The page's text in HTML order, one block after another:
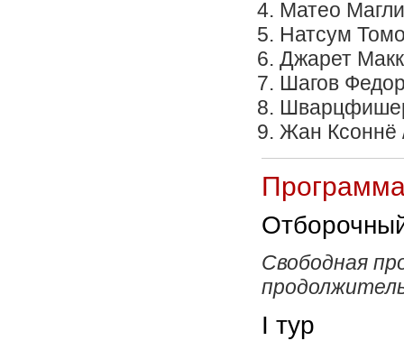
Матео
Натсум
Джарет
Шагов
Жан Ксоннё
Свободная
I тур